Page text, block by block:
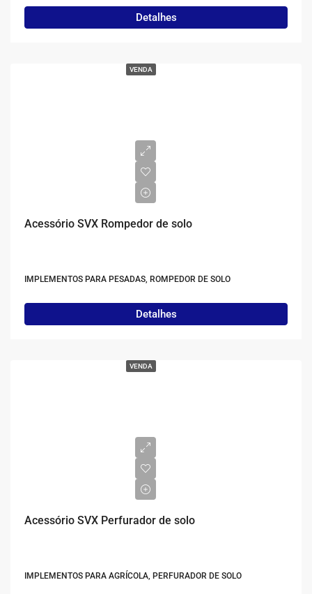
Detalhes
VENDA
Acessório SVX Rompedor de solo
IMPLEMENTOS PARA PESADAS, ROMPEDOR DE SOLO
Detalhes
VENDA
Acessório SVX Perfurador de solo
IMPLEMENTOS PARA AGRÍCOLA, PERFURADOR DE SOLO